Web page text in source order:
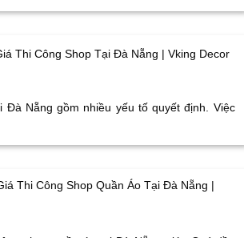
Thi Công Shop Tại Đà Nẵng | Vking Decor
Đà Nẵng gồm nhiều yếu tố quyết định. Việc
Thi Công Shop Quần Áo Tại Đà Nẵng |